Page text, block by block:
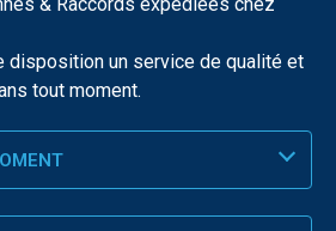
disposition un service de qualité et
tout moment.